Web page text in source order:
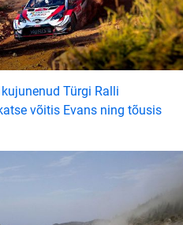
Türgi Ralli
võitis Evans ning tõusis